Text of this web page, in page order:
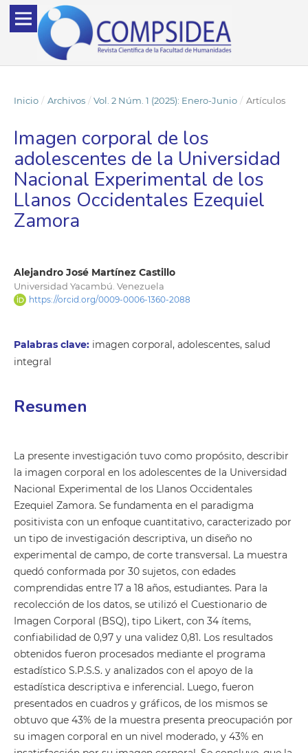
Inicio / Archivos / Vol. 2 Núm. 1 (2025): Enero-Junio / Artículos
Imagen corporal de los
adolescentes de la Universidad
Nacional Experimental de los
Llanos Occidentales Ezequiel
Zamora
Alejandro José Martínez Castillo
Universidad Yacambú. Venezuela
https://orcid.org/0009-0006-1360-2088
Palabras clave: imagen corporal, adolescentes, salud
integral
Resumen
La presente investigación tuvo como propósito, describir
la imagen corporal en los adolescentes de la Universidad
Nacional Experimental de los Llanos Occidentales
Ezequiel Zamora. Se fundamenta en el paradigma
positivista con un enfoque cuantitativo, caracterizado por
un tipo de investigación descriptiva, un diseño no
experimental de campo, de corte transversal. La muestra
quedó conformada por 30 sujetos, con edades
comprendidas entre 17 a 18 años, estudiantes. Para la
recolección de los datos, se utilizó el Cuestionario de
Imagen Corporal (BSQ), tipo Likert, con 34 ítems,
confiabilidad de 0,97 y una validez 0,81. Los resultados
obtenidos fueron procesados mediante el programa
estadístico S.P.S.S. y analizados con el apoyo de la
estadística descriptiva e inferencial. Luego, fueron
presentados en cuadros y gráficos, de los mismos se
obtuvo que 43% de la muestra presenta preocupación por
su imagen corporal en un nivel moderado, y 43% en